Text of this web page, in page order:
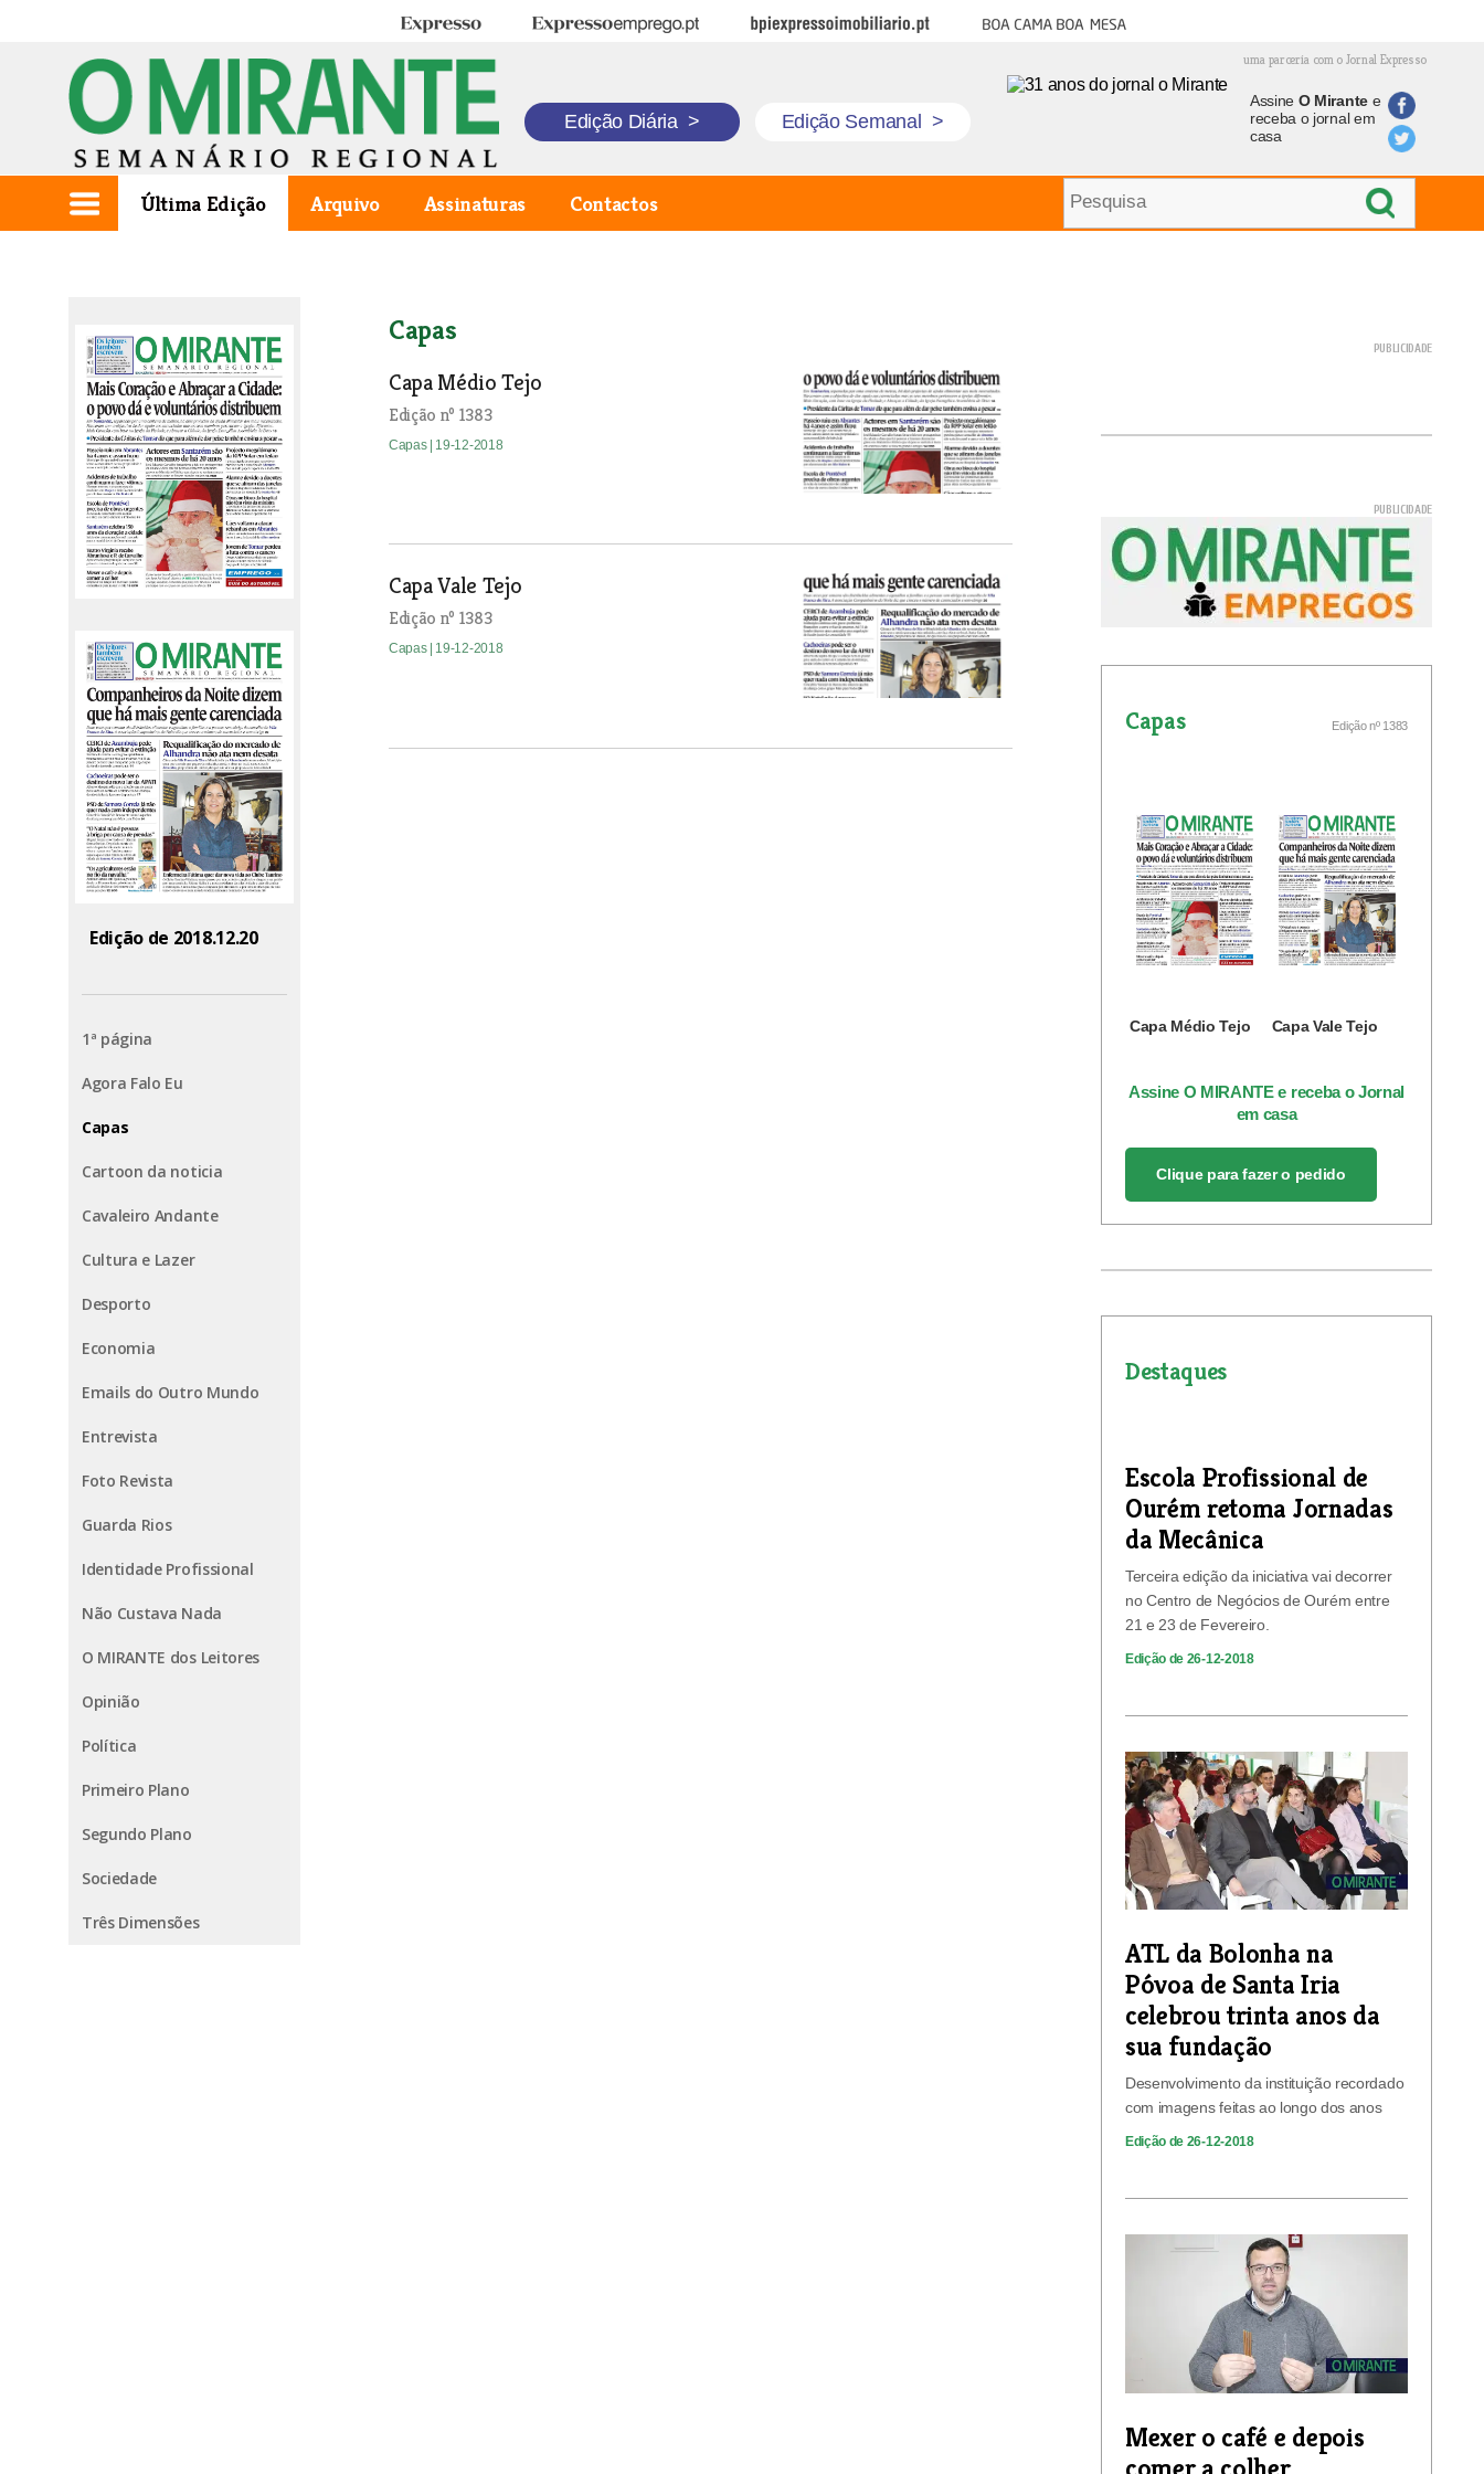
Expresso Expresso Emprego BPI Expresso Imobiliário Boa cama boa mesa
uma parceria com o Jornal Expresso
Edição Diária > Edição Semanal >
Assine O Mirantee
receba o jornal em
casa
Última Edição Arquivo Assinaturas Contactos
Edição de 2018.12.20
1ª página
Agora Falo Eu
Capas
Cartoon da noticia
Cavaleiro Andante
Cultura e Lazer
Desporto
Economia
Emails do Outro Mundo
Entrevista
Foto Revista
Guarda Rios
Identidade Profissional
Não Custava Nada
O MIRANTE dos Leitores
Opinião
Política
Primeiro Plano
Segundo Plano
Sociedade
Três Dimensões
Capas
Capa Médio Tejo
Edição nº 1383
Capas | 19-12-2018
Capa Vale Tejo
Edição nº 1383
Capas | 19-12-2018
Capas Edição nº 1383
Capa Médio Tejo Capa Vale Tejo
Assine O MIRANTE e receba o Jornal
em casa
Clique para fazer o pedido
Destaques
Escola Profissional de
Ourém retoma Jornadas
da Mecânica
Terceira edição da iniciativa vai decorrer
no Centro de Negócios de Ourém entre
21 e 23 de Fevereiro.
Edição de 26-12-2018
ATL da Bolonha na
Póvoa de Santa Iria
celebrou trinta anos da
sua fundação
Desenvolvimento da instituição recordado
com imagens feitas ao longo dos anos
Edição de 26-12-2018
Mexer o café e depois